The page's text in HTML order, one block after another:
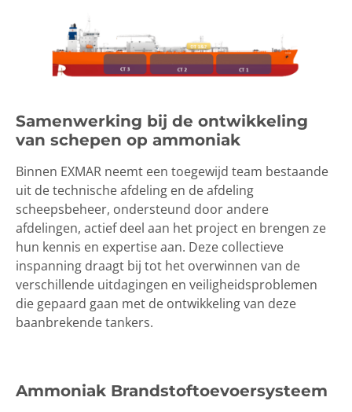
Samenwerking bij de ontwikkeling
van schepen op ammoniak
Binnen EXMAR neemt een toegewijd team bestaande
uit de technische afdeling en de afdeling
scheepsbeheer, ondersteund door andere
afdelingen, actief deel aan het project en brengen ze
hun kennis en expertise aan. Deze collectieve
inspanning draagt bij tot het overwinnen van de
verschillende uitdagingen en veiligheidsproblemen
die gepaard gaan met de ontwikkeling van deze
baanbrekende tankers.
Ammoniak Brandstoftoevoersysteem